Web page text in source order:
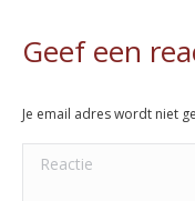
Geef een
Je email adres wordt niet
Reactie